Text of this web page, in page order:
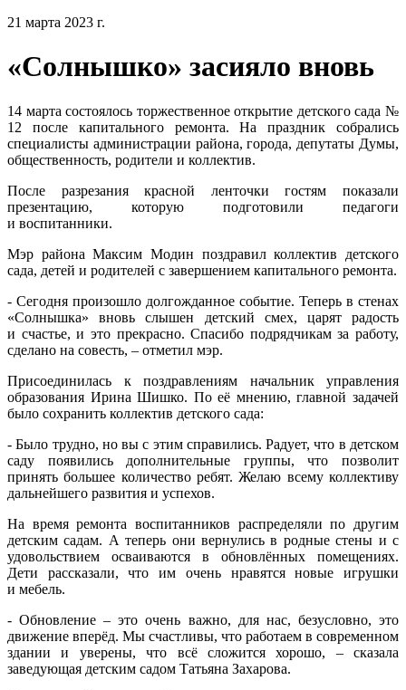
21 марта 2023 г.
«Солнышко» засияло вновь
14 марта состоялось торжественное открытие детского сада №
12 после капитального ремонта. На праздник собрались
специалисты администрации района, города, депутаты Думы,
общественность, родители и коллектив.
После разрезания красной ленточки гостям показали
презентацию, которую подготовили педагоги
и воспитанники.
Мэр района Максим Модин поздравил коллектив детского
сада, детей и родителей с завершением капитального ремонта.
- Сегодня произошло долгожданное событие. Теперь в стенах
«Солнышка» вновь слышен детский смех, царят радость
и счастье, и это прекрасно. Спасибо подрядчикам за работу,
сделано на совесть, – отметил мэр.
Присоединилась к поздравлениям начальник управления
образования Ирина Шишко. По её мнению, главной задачей
было сохранить коллектив детского сада:
- Было трудно, но вы с этим справились. Радует, что в детском
саду появились дополнительные группы, что позволит
принять большее количество ребят. Желаю всему коллективу
дальнейшего развития и успехов.
На время ремонта воспитанников распределяли по другим
детским садам. А теперь они вернулись в родные стены и с
удовольствием осваиваются в обновлённых помещениях.
Дети рассказали, что им очень нравятся новые игрушки
и мебель.
- Обновление – это очень важно, для нас, безусловно, это
движение вперёд. Мы счастливы, что работаем в современном
здании и уверены, что всё сложится хорошо, – сказала
заведующая детским садом Татьяна Захарова.